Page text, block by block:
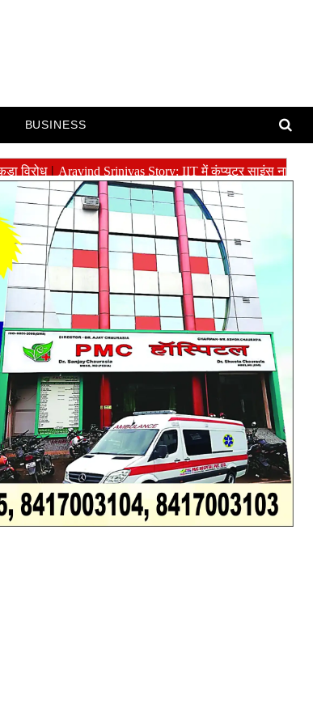
BUSINESS